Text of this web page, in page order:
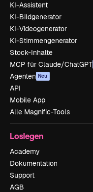
KI-Assistent
KI-Bildgenerator
KI-Videogenerator
KI-Stimmengenerator
Stock-Inhalte
MCP für Claude/ChatGPT
Agenten Neu
API
Mobile App
Alle Magnific-Tools
Loslegen
Academy
Dokumentation
Support
AGB